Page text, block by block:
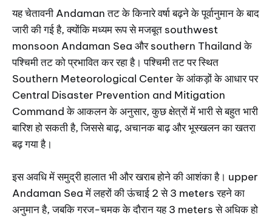
यह चेतावनी Andaman तट के किनारे वर्षा बढ़ने के पूर्वानुमान के बाद
जारी की गई है, क्योंकि मध्यम रूप से मजबूत southwest
monsoon Andaman Sea और southern Thailand के
पश्चिमी तट को प्रभावित कर रहा है। पश्चिमी तट पर स्थित
Southern Meteorological Center के आंकड़ों के आधार पर
Central Disaster Prevention and Mitigation
Command के आकलन के अनुसार, कुछ क्षेत्रों में भारी से बहुत भारी
बारिश हो सकती है, जिससे बाढ़, अचानक बाढ़ और भूस्खलन का खतरा
बढ़ गया है।
इस अवधि में समुद्री हालात भी और खराब होने की आशंका है। upper
Andaman Sea में लहरों की ऊंचाई 2 से 3 meters रहने का
अनुमान है, जबकि गरज-चमक के दौरान यह 3 meters से अधिक हो